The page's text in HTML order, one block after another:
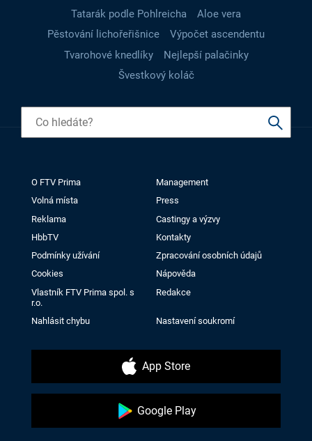
Tatarák podle Pohlreicha
Aloe vera
Pěstování lichořeřišnice
Výpočet ascendentu
Tvarohové knedlíky
Nejlepší palačinky
Švestkový koláč
O FTV Prima
Management
Volná místa
Press
Reklama
Castingy a výzvy
HbbTV
Kontakty
Podmínky užívání
Zpracování osobních údajů
Cookies
Nápověda
Vlastník FTV Prima spol. s
r.o.
Redakce
Nahlásit chybu Nastavení soukromí
App Store
Google Play